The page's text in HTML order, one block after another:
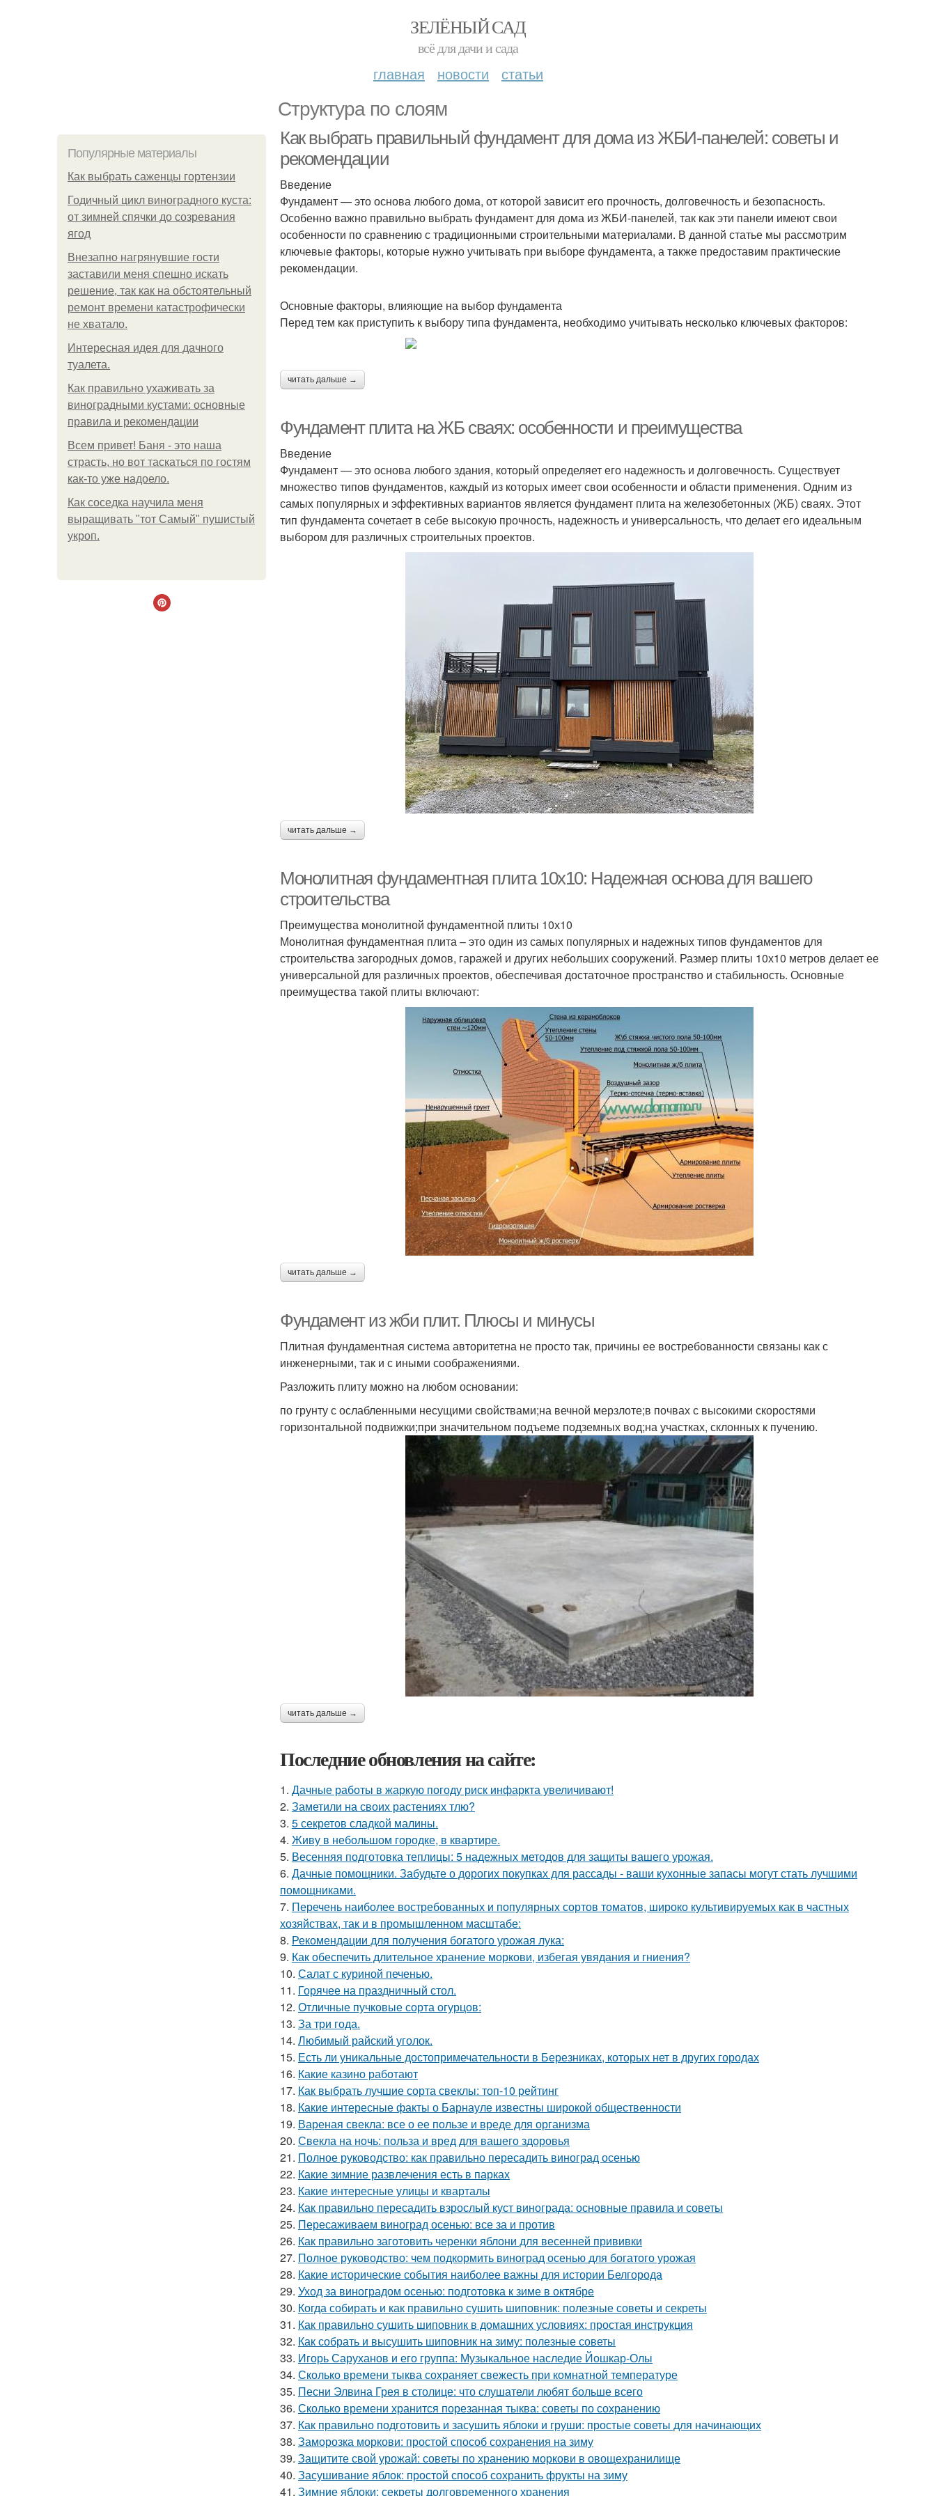
ЗЕЛЁНЫЙ САД
всё для дачи и сада
главная новости статьи
Структура по слоям
Популярные материалы
Как выбрать саженцы гортензии
Годичный цикл виноградного куста:
от зимней спячки до созревания
ягод
Внезапно нагрянувшие гости
заставили меня спешно искать
решение, так как на обстоятельный
ремонт времени катастрофически
не хватало.
Интересная идея для дачного
туалета.
Как правильно ухаживать за
виноградными кустами: основные
правила и рекомендации
Всем привет! Баня - это наша
страсть, но вот таскаться по гостям
как-то уже надоело.
Как соседка научила меня
выращивать "тот Самый" пушистый
укроп.
Как выбрать правильный фундамент для дома из ЖБИ-панелей: советы и
рекомендации
Введение
Фундамент — это основа любого дома, от которой зависит его прочность, долговечность и безопасность.
Особенно важно правильно выбрать фундамент для дома из ЖБИ-панелей, так как эти панели имеют свои
особенности по сравнению с традиционными строительными материалами. В данной статье мы рассмотрим
ключевые факторы, которые нужно учитывать при выборе фундамента, а также предоставим практические
рекомендации.
Основные факторы, влияющие на выбор фундамента
Перед тем как приступить к выбору типа фундамента, необходимо учитывать несколько ключевых факторов:
читать дальше →
Фундамент плита на ЖБ сваях: особенности и преимущества
Введение
Фундамент — это основа любого здания, который определяет его надежность и долговечность. Существует
множество типов фундаментов, каждый из которых имеет свои особенности и области применения. Одним из
самых популярных и эффективных вариантов является фундамент плита на железобетонных (ЖБ) сваях. Этот
тип фундамента сочетает в себе высокую прочность, надежность и универсальность, что делает его идеальным
выбором для различных строительных проектов.
читать дальше →
Монолитная фундаментная плита 10х10: Надежная основа для вашего
строительства
Преимущества монолитной фундаментной плиты 10х10
Монолитная фундаментная плита – это один из самых популярных и надежных типов фундаментов для
строительства загородных домов, гаражей и других небольших сооружений. Размер плиты 10х10 метров делает ее
универсальной для различных проектов, обеспечивая достаточное пространство и стабильность. Основные
преимущества такой плиты включают:
читать дальше →
Фундамент из жби плит. Плюсы и минусы
Плитная фундаментная система авторитетна не просто так, причины ее востребованности связаны как с
инженерными, так и с иными соображениями.
Разложить плиту можно на любом основании:
по грунту с ослабленными несущими свойствами;на вечной мерзлоте;в почвах с высокими скоростями
горизонтальной подвижки;при значительном подъеме подземных вод;на участках, склонных к пучению.
читать дальше →
Последние обновления на сайте:
1. Дачные работы в жаркую погоду риск инфаркта увеличивают!
2. Заметили на своих растениях тлю?
3. 5 секретов сладкой малины.
4. Живу в небольшом городке, в квартире.
5. Весенняя подготовка теплицы: 5 надежных методов для защиты вашего урожая.
6. Дачные помощники. Забудьте о дорогих покупках для рассады - ваши кухонные запасы могут стать лучшими
помощниками.
7. Перечень наиболее востребованных и популярных сортов томатов, широко культивируемых как в частных
хозяйствах, так и в промышленном масштабе:
8. Рекомендации для получения богатого урожая лука:
9. Как обеспечить длительное хранение моркови, избегая увядания и гниения?
10. Салат с куриной печенью.
11. Горячее на праздничный стол.
12. Отличные пучковые сорта огурцов:
13. За три года.
14. Любимый райский уголок.
15. Есть ли уникальные достопримечательности в Березниках, которых нет в других городах
16. Какие казино работают
17. Как выбрать лучшие сорта свеклы: топ-10 рейтинг
18. Какие интересные факты о Барнауле известны широкой общественности
19. Вареная свекла: все о ее пользе и вреде для организма
20. Свекла на ночь: польза и вред для вашего здоровья
21. Полное руководство: как правильно пересадить виноград осенью
22. Какие зимние развлечения есть в парках
23. Какие интересные улицы и кварталы
24. Как правильно пересадить взрослый куст винограда: основные правила и советы
25. Пересаживаем виноград осенью: все за и против
26. Как правильно заготовить черенки яблони для весенней прививки
27. Полное руководство: чем подкормить виноград осенью для богатого урожая
28. Какие исторические события наиболее важны для истории Белгорода
29. Уход за виноградом осенью: подготовка к зиме в октябре
30. Когда собирать и как правильно сушить шиповник: полезные советы и секреты
31. Как правильно сушить шиповник в домашних условиях: простая инструкция
32. Как собрать и высушить шиповник на зиму: полезные советы
33. Игорь Саруханов и его группа: Музыкальное наследие Йошкар-Олы
34. Сколько времени тыква сохраняет свежесть при комнатной температуре
35. Песни Элвина Грея в столице: что слушатели любят больше всего
36. Сколько времени хранится порезанная тыква: советы по сохранению
37. Как правильно подготовить и засушить яблоки и груши: простые советы для начинающих
38. Заморозка моркови: простой способ сохранения на зиму
39. Защитите свой урожай: советы по хранению моркови в овощехранилище
40. Засушивание яблок: простой способ сохранить фрукты на зиму
41. Зимние яблоки: секреты долговременного хранения